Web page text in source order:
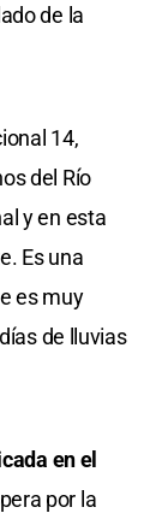
de la
14,
del Río
y en esta
Es una
es muy
de lluvias
en el
por la